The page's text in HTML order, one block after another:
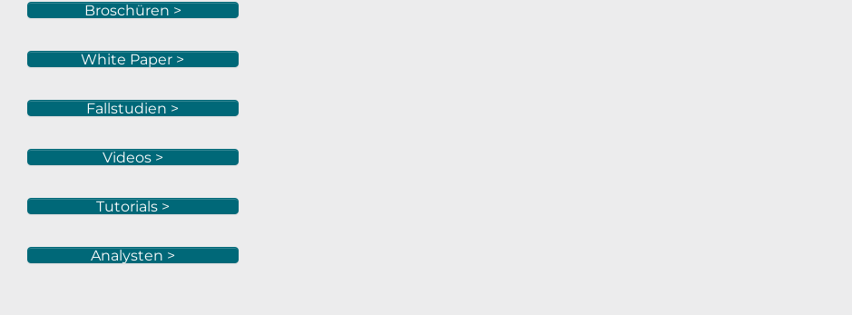
Broschüren >
White Paper >
Fallstudien >
Videos >
Tutorials >
Analysten >